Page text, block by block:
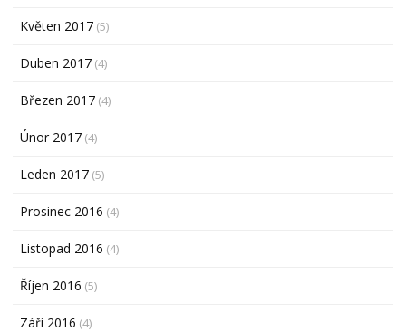
Květen 2017 (5)
Duben 2017 (4)
Březen 2017 (4)
Únor 2017 (4)
Leden 2017 (5)
Prosinec 2016 (4)
Listopad 2016 (4)
Říjen 2016 (5)
Září 2016 (4)